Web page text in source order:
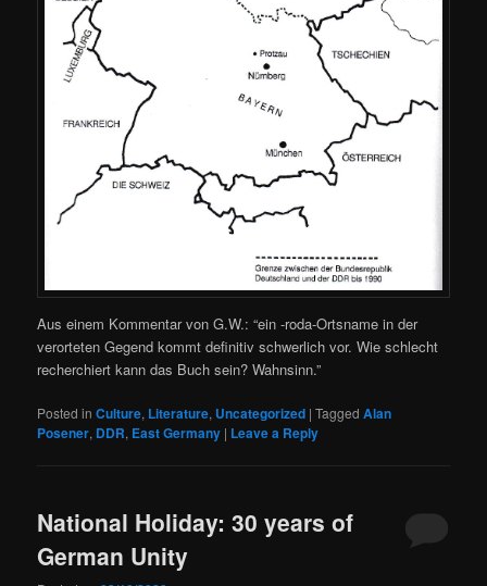
Aus einem Kommentar von G.W.: “ein -roda-Ortsname in der
verorteten Gegend kommt definitiv schwerlich vor. Wie schlecht
recherchiert kann das Buch sein? Wahnsinn.”
Posted in Culture, Literature, Uncategorized |Tagged Alan
Posener, DDR, East Germany | Leave a Reply
National Holiday: 30 years of
German Unity